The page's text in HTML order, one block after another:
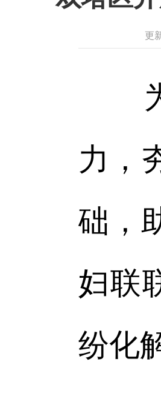
更
为
力，
础，
妇联
纷化